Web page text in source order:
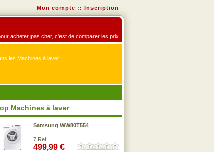
Mon compte :: Inscription
acheter pas cher, c'est de comparer les prix !
les Machines à laver
Machines à laver
Samsung WW80T554
7 Ref.
499,99 €